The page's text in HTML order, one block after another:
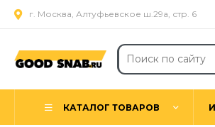
г. Москва, Алтуфьевское ш.29а, стр. 6
КАТАЛОГ ТОВАРОВ